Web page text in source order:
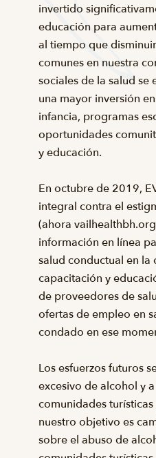
invertido
educación para
al tiempo que
comunes en nuestra
sociales de la salud
una mayor inversión
infancia, programas
oportunidades
y educación.
En octubre de 2019,
integral contra el
(ahora
información en línea
salud conductual en
capacitación y
de proveedores de
ofertas de empleo en
condado en ese
Los esfuerzos futuros
excesivo de alcohol y
comunidades
nuestro objetivo es
sobre el abuso de